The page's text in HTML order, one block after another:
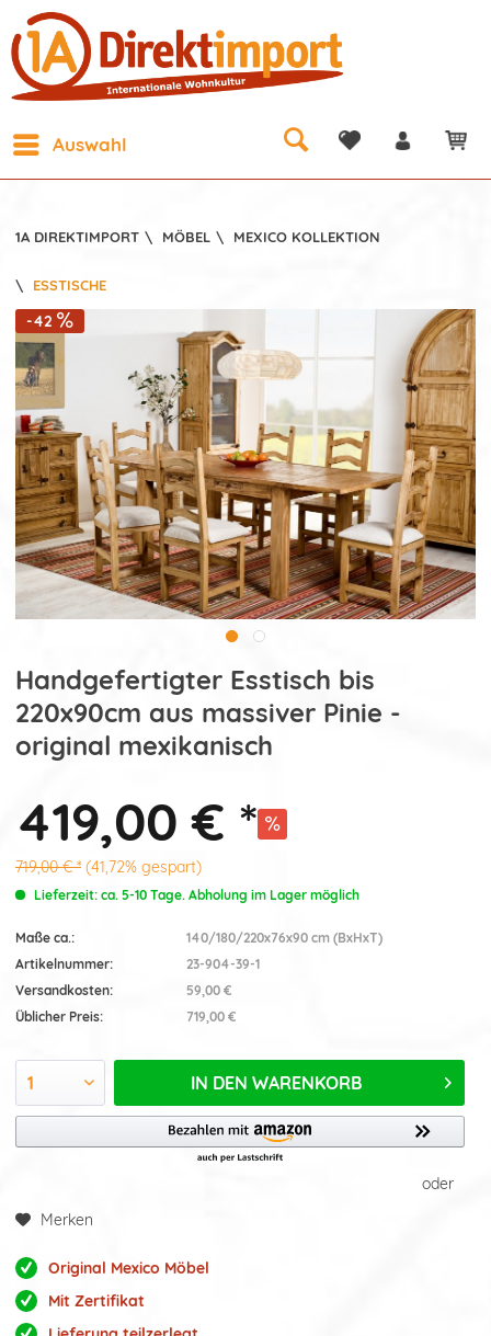
Auswahl
1A DIREKTIMPORT \ MÖBEL \ MEXICO KOLLEKTION
\ ESSTISCHE
-42
Handgefertigter Esstisch bis
220x90cm aus massiver Pinie -
original mexikanisch
419,00 € *
719,00 € * (41,72% gespart)
Lieferzeit: ca. 5-10 Tage. Abholung im Lager möglich
Maße ca.:
140/180/220x76x90 cm (BxHxT)
Artikelnummer:
23-904-39-1
Versandkosten:
59,00 €
Üblicher Preis:
719,00 €
IN DEN WARENKORB
oder
Merken
Original Mexico Möbel
Mit Zertifikat